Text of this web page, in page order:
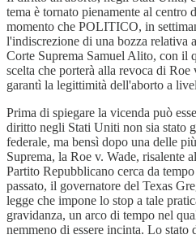
tema è tornato pienamente al centro
momento che POLITICO, in
l'indiscrezione di una bozza relativa
Corte Suprema Samuel Alito, con il
scelta che porterà alla revoca di Roe
garantì la legittimità dell'aborto a
Prima di spiegare la vicenda può
diritto negli Stati Uniti non sia stato
federale, ma bensì dopo una delle
Suprema, la Roe v. Wade, risalente
Partito Repubblicano cerca da
passato, il governatore del Texas
legge che impone lo stop a tale
gravidanza, un arco di tempo nel
nemmeno di essere incinta. Lo stato